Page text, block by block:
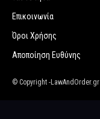
Επικοινωνία
Όροι Χρήσης
Αποποίηση Ευθύνης
© Copyright -LawAndOrder.gr